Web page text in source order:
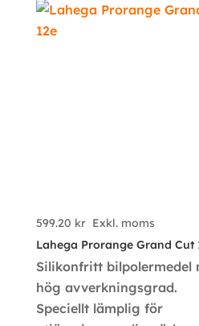
599.20 kr Exkl. moms
Lahega Prorange Grand Cut
Silikonfritt bilpolermedel
hög avverkningsgrad.
Speciellt lämplig för